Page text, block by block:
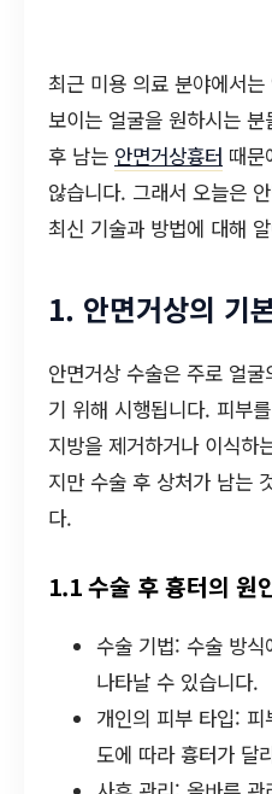
최근 미용 의료 분야에서는
보이는 얼굴을 원하시는
후 남는 안면거상흉터 때문
않습니다. 그래서 오늘은
최신 기술과 방법에 대해
1. 안면거상의 기
안면거상 수술은 주로 얼
기 위해 시행됩니다. 피부
지방을 제거하거나 이식하
지만 수술 후 상처가 남는
다.
1.1 수술 후 흉터의 원
수술 기법: 수술 방
나타날 수 있습니다.
개인의 피부 타입:
도에 따라 흉터가 달